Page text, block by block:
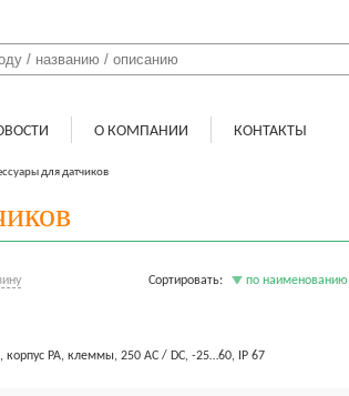
О КОМПАНИИ КОНТАКТЫ
для датчиков
Сортировать: по наименованию
корпус PA, клеммы, 250 AC / DC, -25…60, IP 67